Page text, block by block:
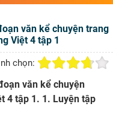
văn kể chuyện trang
Việt 4 tập 1
chọn:
văn kể chuyện
4 tập 1. 1. Luyện tập